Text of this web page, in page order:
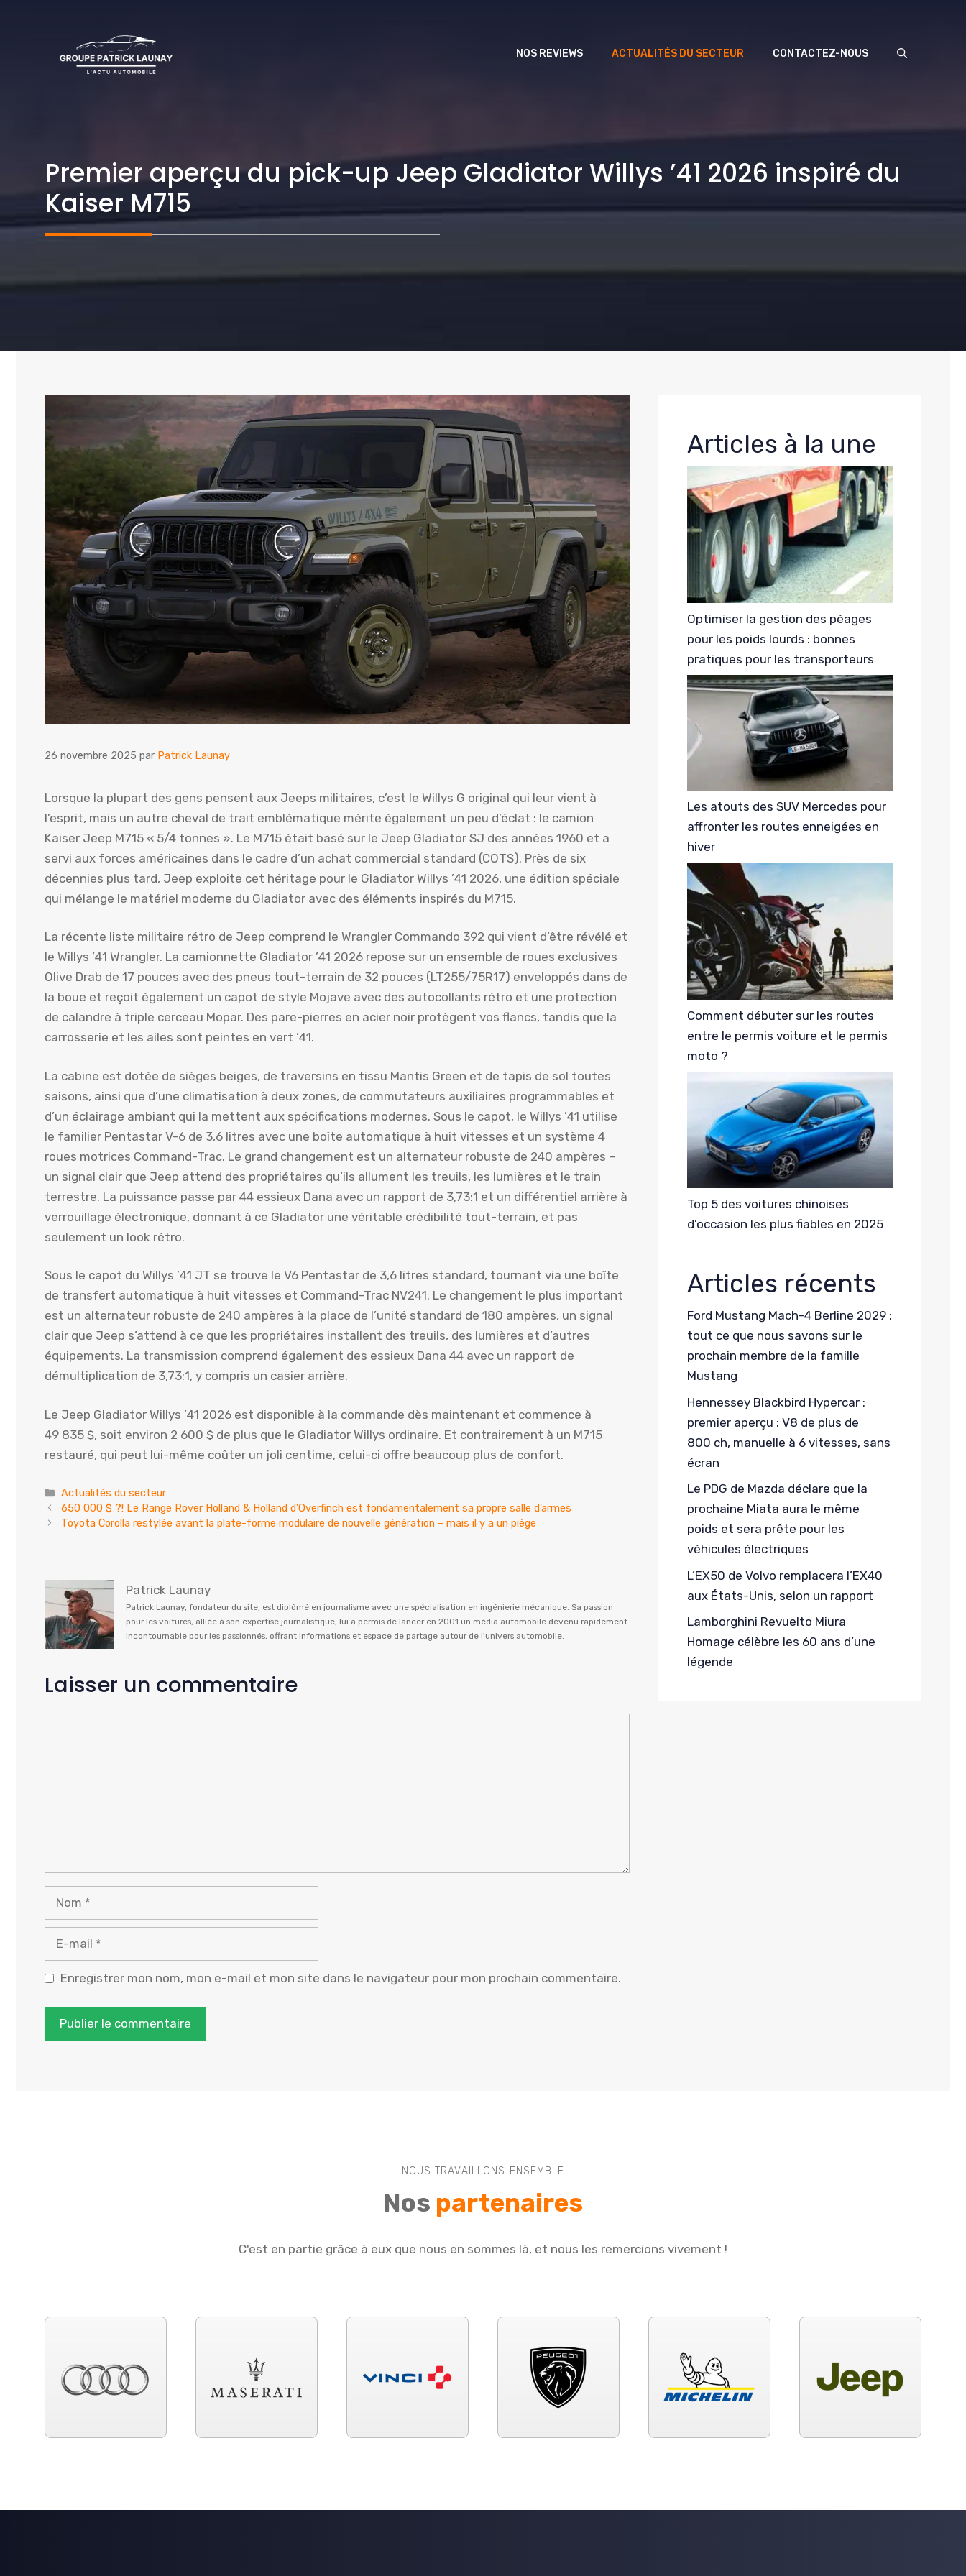
NOS REVIEWS ACTUALITÉS DU SECTEUR CONTACTEZ-NOUS
Premier aperçu du pick-up Jeep Gladiator Willys ’41 2026 inspiré du
Kaiser M715
26 novembre 2025 par Patrick Launay
Lorsque la plupart des gens pensent aux Jeeps militaires, c’est le Willys G original qui leur vient à
l’esprit, mais un autre cheval de trait emblématique mérite également un peu d’éclat : le camion
Kaiser Jeep M715 « 5/4 tonnes ». Le M715 était basé sur le Jeep Gladiator SJ des années 1960 et a
servi aux forces américaines dans le cadre d’un achat commercial standard (COTS). Près de six
décennies plus tard, Jeep exploite cet héritage pour le Gladiator Willys ’41 2026, une édition spéciale
qui mélange le matériel moderne du Gladiator avec des éléments inspirés du M715.
La récente liste militaire rétro de Jeep comprend le Wrangler Commando 392 qui vient d’être révélé et
le Willys ’41 Wrangler. La camionnette Gladiator ’41 2026 repose sur un ensemble de roues exclusives
Olive Drab de 17 pouces avec des pneus tout-terrain de 32 pouces (LT255/75R17) enveloppés dans de
la boue et reçoit également un capot de style Mojave avec des autocollants rétro et une protection
de calandre à triple cerceau Mopar. Des pare-pierres en acier noir protègent vos flancs, tandis que la
carrosserie et les ailes sont peintes en vert ’41.
La cabine est dotée de sièges beiges, de traversins en tissu Mantis Green et de tapis de sol toutes
saisons, ainsi que d’une climatisation à deux zones, de commutateurs auxiliaires programmables et
d’un éclairage ambiant qui la mettent aux spécifications modernes. Sous le capot, le Willys ’41 utilise
le familier Pentastar V-6 de 3,6 litres avec une boîte automatique à huit vitesses et un système 4
roues motrices Command-Trac. Le grand changement est un alternateur robuste de 240 ampères –
un signal clair que Jeep attend des propriétaires qu’ils allument les treuils, les lumières et le train
terrestre. La puissance passe par 44 essieux Dana avec un rapport de 3,73:1 et un différentiel arrière à
verrouillage électronique, donnant à ce Gladiator une véritable crédibilité tout-terrain, et pas
seulement un look rétro.
Sous le capot du Willys ’41 JT se trouve le V6 Pentastar de 3,6 litres standard, tournant via une boîte
de transfert automatique à huit vitesses et Command-Trac NV241. Le changement le plus important
est un alternateur robuste de 240 ampères à la place de l’unité standard de 180 ampères, un signal
clair que Jeep s’attend à ce que les propriétaires installent des treuils, des lumières et d’autres
équipements. La transmission comprend également des essieux Dana 44 avec un rapport de
démultiplication de 3,73:1, y compris un casier arrière.
Le Jeep Gladiator Willys ’41 2026 est disponible à la commande dès maintenant et commence à
49 835 $, soit environ 2 600 $ de plus que le Gladiator Willys ordinaire. Et contrairement à un M715
restauré, qui peut lui-même coûter un joli centime, celui-ci offre beaucoup plus de confort.
Catégories
Actualités du secteur
650 000 $ ?! Le Range Rover Holland & Holland d’Overfinch est fondamentalement sa propre salle d’armes
Toyota Corolla restylée avant la plate-forme modulaire de nouvelle génération – mais il y a un piège
Patrick Launay
Patrick Launay, fondateur du site, est diplômé en journalisme avec une spécialisation en ingénierie mécanique. Sa passion
pour les voitures, alliée à son expertise journalistique, lui a permis de lancer en 2001 un média automobile devenu rapidement
incontournable pour les passionnés, offrant informations et espace de partage autour de l'univers automobile.
Laisser un commentaire
Nom
mail
Enregistrer mon nom, mon e-mail et mon site dans le navigateur pour mon prochain commentaire.
Articles à la une
Optimiser la gestion des péages
pour les poids lourds : bonnes
pratiques pour les transporteurs
Les atouts des SUV Mercedes pour
affronter les routes enneigées en
hiver
Comment débuter sur les routes
entre le permis voiture et le permis
moto ?
Top 5 des voitures chinoises
d’occasion les plus fiables en 2025
Articles récents
Ford Mustang Mach-4 Berline 2029 :
tout ce que nous savons sur le
prochain membre de la famille
Mustang
Hennessey Blackbird Hypercar :
premier aperçu : V8 de plus de
800 ch, manuelle à 6 vitesses, sans
écran
Le PDG de Mazda déclare que la
prochaine Miata aura le même
poids et sera prête pour les
véhicules électriques
L’EX50 de Volvo remplacera l’EX40
aux États-Unis, selon un rapport
Lamborghini Revuelto Miura
Homage célèbre les 60 ans d’une
légende
NOUS TRAVAILLONS ENSEMBLE
Nos partenaires
C'est en partie grâce à eux que nous en sommes là, et nous les remercions vivement !